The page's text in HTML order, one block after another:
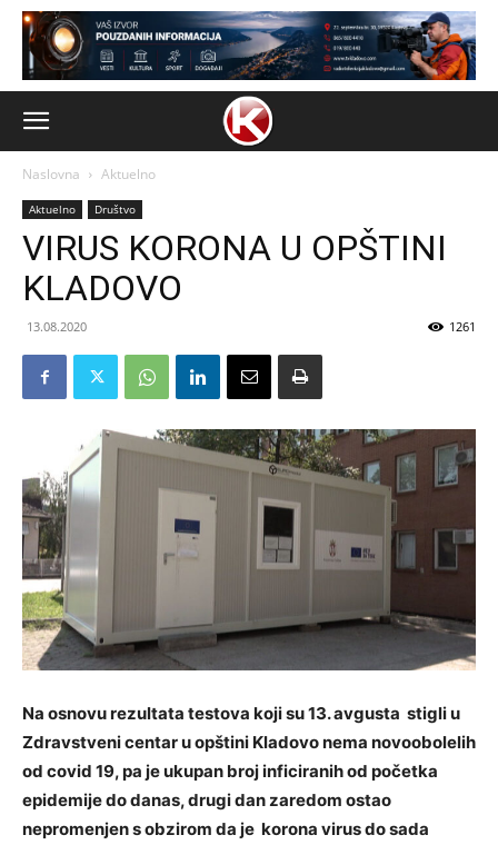
Naslovna Aktuelno
Aktuelno Društvo
VIRUS KORONA U OPŠTINI
KLADOVO
13.08.2020 1261
Na osnovu rezultata testova koji su 13. avgusta stigli u
Zdravstveni centar u opštini Kladovo nema novoobolelih
od covid 19, pa je ukupan broj inficiranih od početka
epidemije do danas, drugi dan zaredom ostao
nepromenjen s obzirom da je korona virus do sada